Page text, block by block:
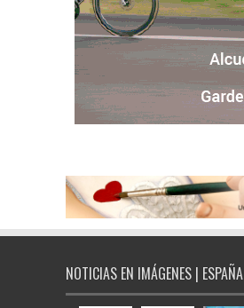
NOTICIAS EN IMÁGENES | ESPAÑA